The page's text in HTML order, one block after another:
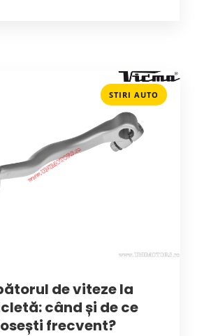
STIRI AUTO
de viteze la
când și de ce
frecvent?